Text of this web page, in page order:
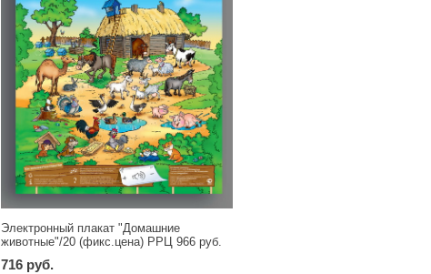
Электронный плакат "Домашние
животные"/20 (фикс.цена) РРЦ 966 руб.
716 руб.